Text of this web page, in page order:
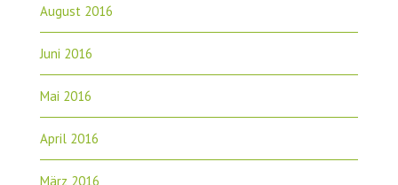
August 2016
Juni 2016
Mai 2016
April 2016
März 2016